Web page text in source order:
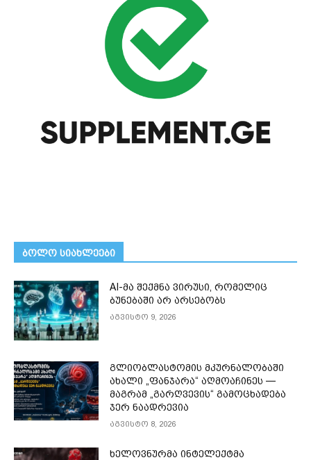
ᲑᲝᲚᲝ ᲡᲘᲐᲮᲚᲔᲔᲑᲘ
AI-მა შექმნა ვირუსი, რომელიც
ბუნებაში არ არსებობს
აგვისტო 9, 2026
გლიობლასტომის მკურნალობაში
ახალი „ფანჯარა“ აღმოაჩინეს —
მაგრამ „გარღვევის“ გამოცხადება
ჯერ ნაადრევია
აგვისტო 8, 2026
ხელოვნურმა ინტელექტმა